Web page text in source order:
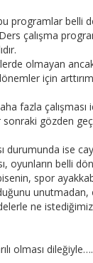
programlar belli
çalışma
olmayan
için
fazla çalışması
gözden
durumunda ise
oyunların belli
spor
unutmadan,
ne
olması dileğiyle….